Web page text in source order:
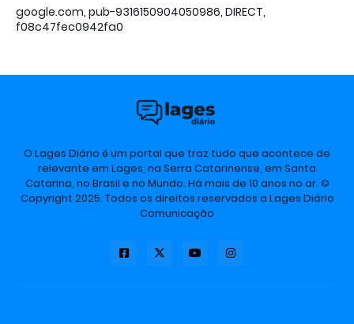
google.com, pub-9316150904050986, DIRECT,
f08c47fec0942fa0
O Lages Diário é um portal que traz tudo que acontece de
relevante em Lages, na Serra Catarinense, em Santa
Catarina, no Brasil e no Mundo. Há mais de 10 anos no ar. ©
Copyright 2025. Todos os direitos reservados a Lages Diário
Comunicação